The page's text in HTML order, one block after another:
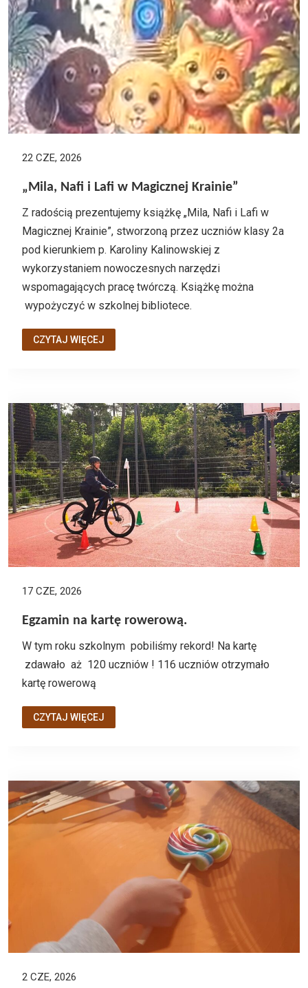
22 CZE, 2026
„Mila, Nafi i Lafi w Magicznej Krainie”
Z radością prezentujemy książkę „Mila, Nafi i Lafi w
Magicznej Krainie”, stworzoną przez uczniów klasy 2a
pod kierunkiem p. Karoliny Kalinowskiej z
wykorzystaniem nowoczesnych narzędzi
wspomagających pracę twórczą. Książkę można
wypożyczyć w szkolnej bibliotece.
CZYTAJ WIĘCEJ
17 CZE, 2026
Egzamin na kartę rowerową.
W tym roku szkolnym pobiliśmy rekord! Na kartę
zdawało aż 120 uczniów ! 116 uczniów otrzymało
kartę rowerową
CZYTAJ WIĘCEJ
2 CZE, 2026